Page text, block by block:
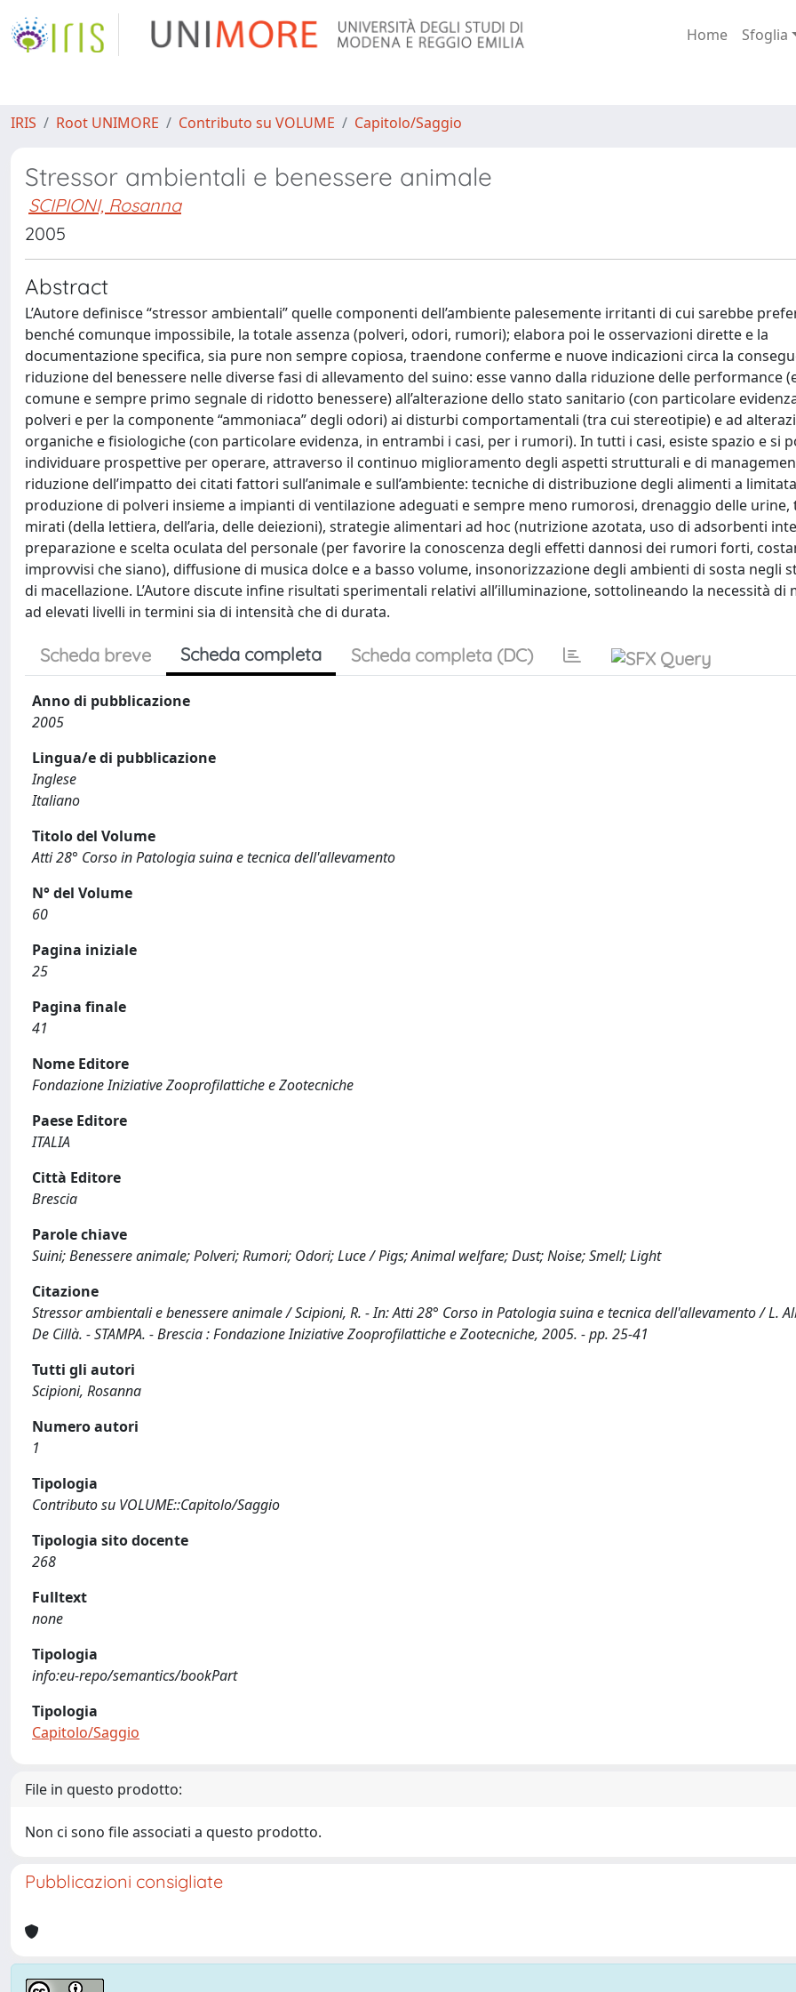
Home Sfoglia
IRIS Root UNIMORE Contributo su VOLUME Capitolo/Saggio
Stressor ambientali e benessere animale
SCIPIONI, Rosanna
2005
Abstract
L’Autore definisce “stressor ambientali” quelle componenti dell’ambiente palesemente irritanti di cui sarebbe
benché comunque impossibile, la totale assenza (polveri, odori, rumori); elabora poi le osservazioni dirette e la
documentazione specifica, sia pure non sempre copiosa, traendone conferme e nuove indicazioni circa la
riduzione del benessere nelle diverse fasi di allevamento del suino: esse vanno dalla riduzione delle performance
comune e sempre primo segnale di ridotto benessere) all’alterazione dello stato sanitario (con particolare
polveri e per la componente “ammoniaca” degli odori) ai disturbi comportamentali (tra cui stereotipie) e ad
organiche e fisiologiche (con particolare evidenza, in entrambi i casi, per i rumori). In tutti i casi, esiste spazio e si
individuare prospettive per operare, attraverso il continuo miglioramento degli aspetti strutturali e di
riduzione dell’impatto dei citati fattori sull’animale e sull’ambiente: tecniche di distribuzione degli alimenti a limitata
produzione di polveri insieme a impianti di ventilazione adeguati e sempre meno rumorosi, drenaggio delle
mirati (della lettiera, dell’aria, delle deiezioni), strategie alimentari ad hoc (nutrizione azotata, uso di adsorbenti
preparazione e scelta oculata del personale (per favorire la conoscenza degli effetti dannosi dei rumori forti,
improvvisi che siano), diffusione di musica dolce e a basso volume, insonorizzazione degli ambienti di sosta negli
di macellazione. L’Autore discute infine risultati sperimentali relativi all’illuminazione, sottolineando la necessità di
ad elevati livelli in termini sia di intensità che di durata.
Scheda breve Scheda completa Scheda completa (DC)
Anno di pubblicazione
2005
Lingua/e di pubblicazione
Inglese
Italiano
Titolo del Volume
Atti 28° Corso in Patologia suina e tecnica dell'allevamento
N° del Volume
60
Pagina iniziale
25
Pagina finale
41
Nome Editore
Fondazione Iniziative Zooprofilattiche e Zootecniche
Paese Editore
ITALIA
Città Editore
Brescia
Parole chiave
Suini; Benessere animale; Polveri; Rumori; Odori; Luce / Pigs; Animal welfare; Dust; Noise; Smell; Light
Citazione
Stressor ambientali e benessere animale / Scipioni, R. - In: Atti 28° Corso in Patologia suina e tecnica dell'allevamento / L.
De Cillà. - STAMPA. - Brescia : Fondazione Iniziative Zooprofilattiche e Zootecniche, 2005. - pp. 25-41
Tutti gli autori
Scipioni, Rosanna
Numero autori
1
Tipologia
Contributo su VOLUME::Capitolo/Saggio
Tipologia sito docente
268
Fulltext
none
Tipologia
info:eu-repo/semantics/bookPart
Tipologia
Capitolo/Saggio
File in questo prodotto:
Non ci sono file associati a questo prodotto.
Pubblicazioni consigliate